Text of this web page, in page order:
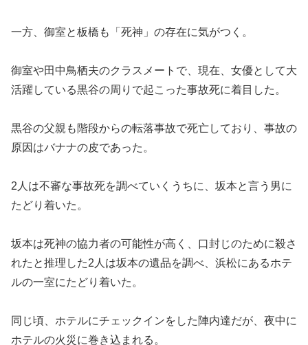
一方、御室と板橋も「死神」の存在に気がつく。
御室や田中鳥栖夫のクラスメートで、現在、女優として大
活躍している黒谷の周りで起こった事故死に着目した。
黒谷の父親も階段からの転落事故で死亡しており、事故の
原因はバナナの皮であった。
2人は不審な事故死を調べていくうちに、坂本と言う男に
たどり着いた。
坂本は死神の協力者の可能性が高く、口封じのために殺さ
れたと推理した2人は坂本の遺品を調べ、浜松にあるホテ
ルの一室にたどり着いた。
同じ頃、ホテルにチェックインをした陣内達だが、夜中に
ホテルの火災に巻き込まれる。